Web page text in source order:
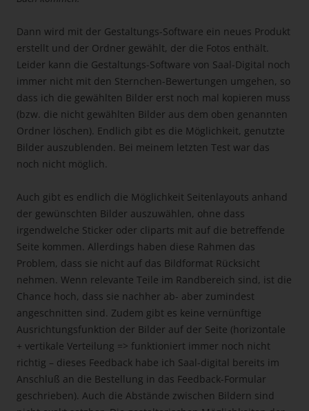
Dann wird mit der Gestaltungs-Software ein neues Produkt
erstellt und der Ordner gewählt, der die Fotos enthält.
Leider kann die Gestaltungs-Software von Saal-Digital noch
immer nicht mit den Sternchen-Bewertungen umgehen, so
dass ich die gewählten Bilder erst noch mal kopieren muss
(bzw. die nicht gewählten Bilder aus dem oben genannten
Ordner löschen). Endlich gibt es die Möglichkeit, genutzte
Bilder auszublenden. Bei meinem letzten Test war das
noch nicht möglich.
Auch gibt es endlich die Möglichkeit Seitenlayouts anhand
der gewünschten Bilder auszuwählen, ohne dass
irgendwelche Sticker oder cliparts mit auf die betreffende
Seite kommen. Allerdings haben diese Rahmen das
Problem, dass sie nicht auf das Bildformat Rücksicht
nehmen. Wenn relevante Teile im Randbereich sind, ist die
Chance hoch, dass sie nachher ab- aber zumindest
angeschnitten sind. Zudem gibt es keine vernünftige
Ausrichtungsfunktion der Bilder auf der Seite (horizontale
+ vertikale Verteilung => funktioniert immer noch nicht
richtig – dieses Feedback habe ich Saal-digital bereits im
Anschluß an die Bestellung in das Feedback-Formular
geschrieben). Auch die Abstände zwischen Bildern sind